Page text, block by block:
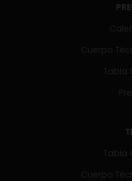
Cuerpo
Tabla
Tabla
Cuerpo